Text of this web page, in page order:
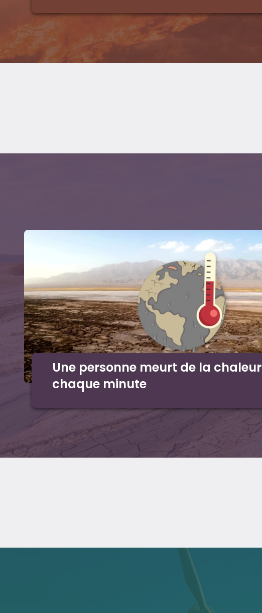
Une personne meurt de la chaleur
chaque minute